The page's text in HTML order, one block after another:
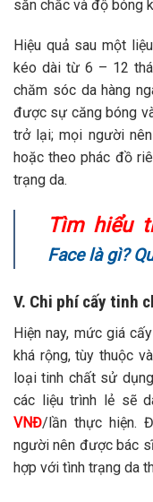
săn chắc và độ bóng
Hiệu quả sau một
kéo dài từ 6 – 12
chăm sóc da hàng
được sự căng bóng
trở lại; mọi người
hoặc theo phác đồ
trạng da.
Tìm hiểu
Face là gì?
V. Chi phí cấy tinh
Hiện nay, mức giá
khá rộng, tùy thuộc
loại tinh chất sử
các liệu trình lẻ sẽ
VNĐ/lần thực hiện.
người nên được bác
hợp với tình trạng da